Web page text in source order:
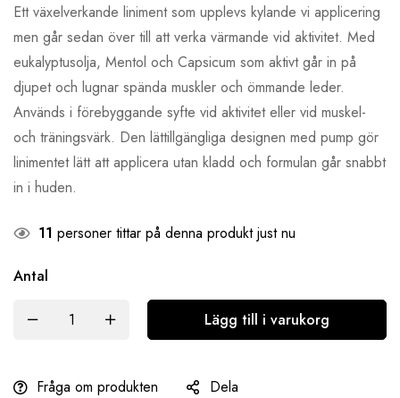
Ett växelverkande liniment som upplevs kylande vi applicering
men går sedan över till att verka värmande vid aktivitet. Med
eukalyptusolja, Mentol och Capsicum som aktivt går in på
djupet och lugnar spända muskler och ömmande leder.
Används i förebyggande syfte vid aktivitet eller vid muskel-
och träningsvärk. Den lättillgängliga designen med pump gör
linimentet lätt att applicera utan kladd och formulan går snabbt
in i huden.
11 personer tittar på denna produkt just nu
Antal
Lägg till i varukorg
Fråga om produkten Dela